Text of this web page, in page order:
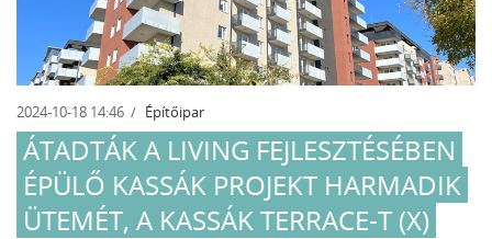
2024-10-18 14:46 Építőipar
ÁTADTÁK A LIVING FEJLESZTÉSÉBEN
ÉPÜLŐ KASSÁK PROJEKT HARMADIK
ÜTEMÉT, A KASSÁK TERRACE-T (X)